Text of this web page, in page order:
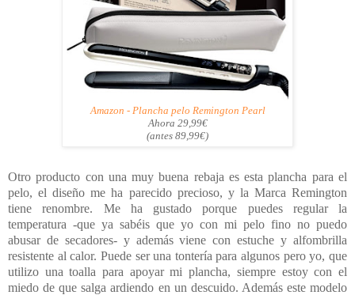
Amazon - Plancha pelo Remington Pearl
Ahora 29,99€
(antes 89,99€)
Otro producto con una muy buena rebaja es esta plancha para el
pelo, el diseño me ha parecido precioso, y la Marca Remington
tiene renombre. Me ha gustado porque puedes regular la
temperatura -que ya sabéis que yo con mi pelo fino no puedo
abusar de secadores- y además viene con estuche y alfombrilla
resistente al calor. Puede ser una tontería para algunos pero yo, que
utilizo una toalla para apoyar mi plancha, siempre estoy con el
miedo de que salga ardiendo en un descuido. Además este modelo